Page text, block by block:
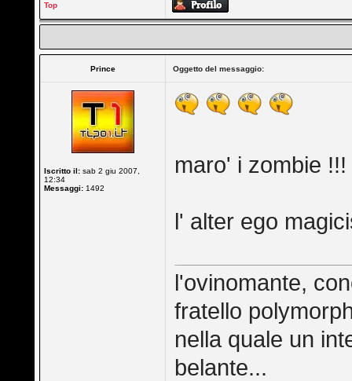
Top
Prince Oggetto del messaggio:
Iscritto il: sab 2 giu 2007,
12:34
Messaggi: 1492
maro' i zombie !!!
l' alter ego
l'ovinomante,
fratello
nella quale un
belante...